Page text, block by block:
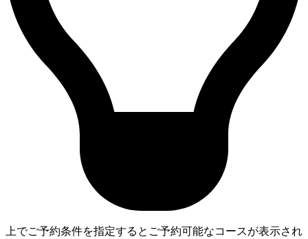
上でご予約条件を指定するとご予約可能なコースが表示され